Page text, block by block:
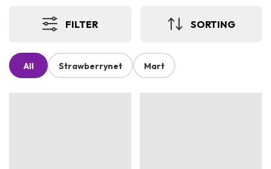
FILTER SORTING
All Strawberrynet Mart